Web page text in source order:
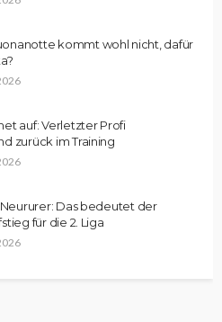
kommt wohl nicht, dafür
auf: Verletzter Profi
zurück im Training
Neururer: Das bedeutet der
für die 2. Liga